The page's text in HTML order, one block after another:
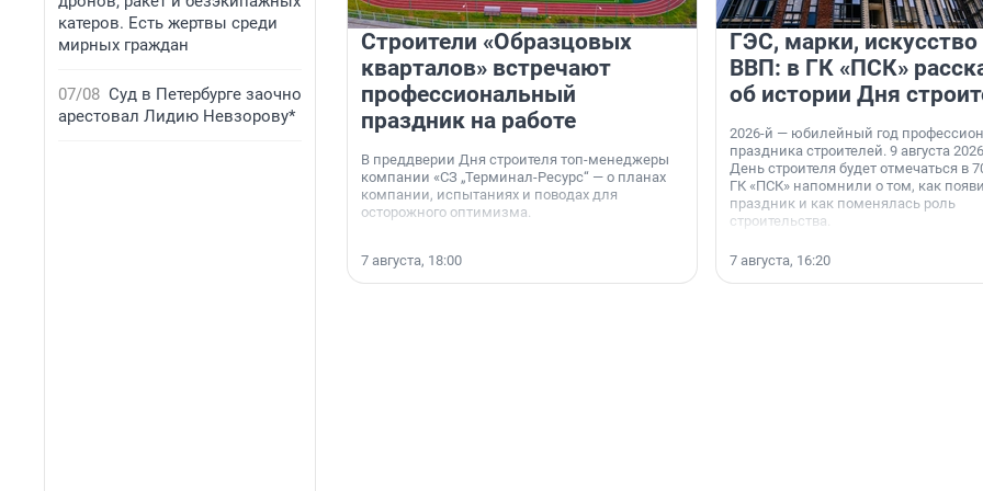
катеров. Есть жертвы среди
мирных граждан
07/08 Суд в Петербурге заочно
арестовал Лидию Невзорову*
Строители «Образцовых
кварталов» встречают
профессиональный
праздник на работе
В преддверии Дня строителя топ-менеджеры
компании «СЗ „Терминал-Ресурс“ — о планах
компании, испытаниях и поводах для
осторожного оптимизма.
7 августа, 18:00
ГЭС, марки, искусство
ВВП: в ГК «ПСК»
об истории Дня
2026-й — юбилейный год
праздника строителей. 9 августа
День строителя будет отмечаться в
ГК «ПСК» напомнили о том, как
праздник и как поменялась роль
строительства.
7 августа, 16:20